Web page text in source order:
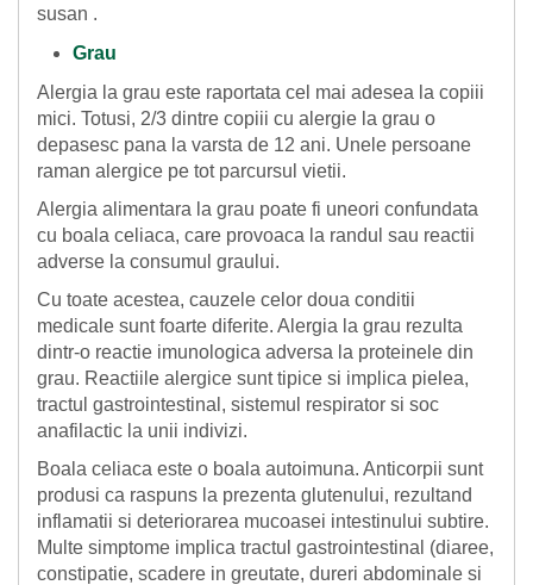
susan .
Grau
Alergia la grau este raportata cel mai adesea la copiii
mici. Totusi, 2/3 dintre copiii cu alergie la grau o
depasesc pana la varsta de 12 ani. Unele persoane
raman alergice pe tot parcursul vietii.
Alergia alimentara la grau poate fi uneori confundata
cu boala celiaca, care provoaca la randul sau reactii
adverse la consumul graului.
Cu toate acestea, cauzele celor doua conditii
medicale sunt foarte diferite. Alergia la grau rezulta
dintr-o reactie imunologica adversa la proteinele din
grau. Reactiile alergice sunt tipice si implica pielea,
tractul gastrointestinal, sistemul respirator si soc
anafilactic la unii indivizi.
Boala celiaca este o boala autoimuna. Anticorpii sunt
produsi ca raspuns la prezenta glutenului, rezultand
inflamatii si deteriorarea mucoasei intestinului subtire.
Multe simptome implica tractul gastrointestinal (diaree,
constipatie, scadere in greutate, dureri abdominale si